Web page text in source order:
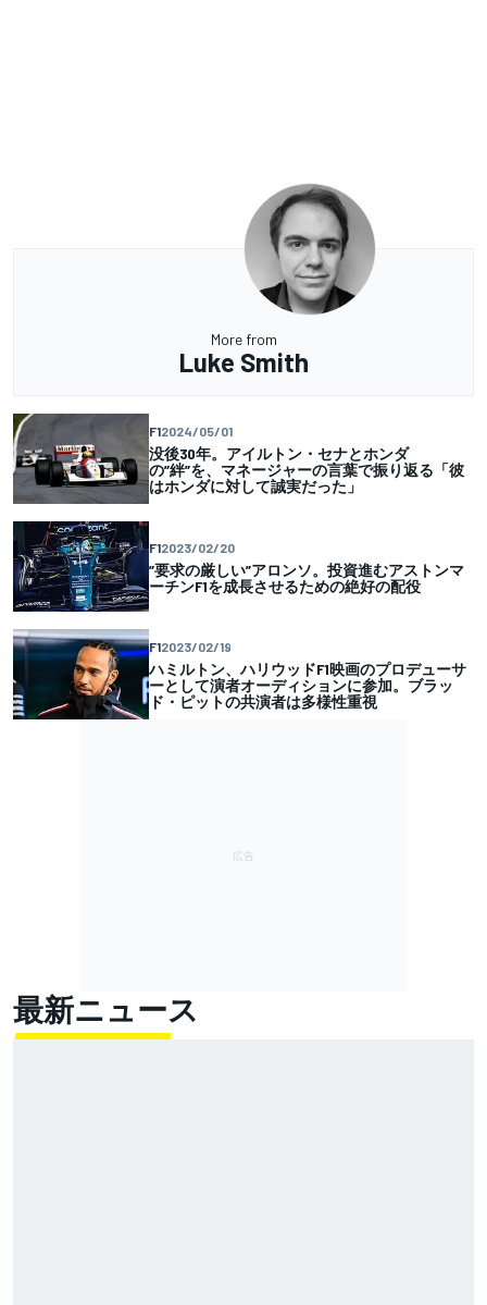
More from
Luke Smith
F12024/05/01
没後30年。アイルトン・セナとホンダ
の”絆”を、マネージャーの言葉で振り返る「彼
はホンダに対して誠実だった」
F12023/02/20
”要求の厳しい”アロンソ。投資進むアストンマ
ーチンF1を成長させるための絶好の配役
F12023/02/19
ハミルトン、ハリウッドF1映画のプロデューサ
ーとして演者オーディションに参加。ブラッ
ド・ピットの共演者は多様性重視
最新ニュース